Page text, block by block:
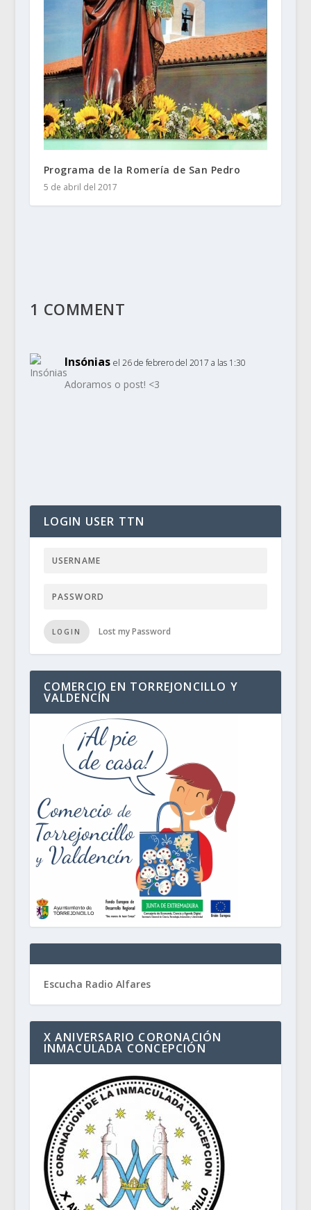
Programa de la Romería de San Pedro
5 de abril del 2017
1 COMMENT
Insónias el 26 de febrero del 2017 a las 1:30
Adoramos o post! <3
LOGIN USER TTN
LOGIN Lost my Password
COMERCIO EN TORREJONCILLO Y
VALDENCÍN
Escucha Radio Alfares
X ANIVERSARIO CORONACIÓN
INMACULADA CONCEPCIÓN